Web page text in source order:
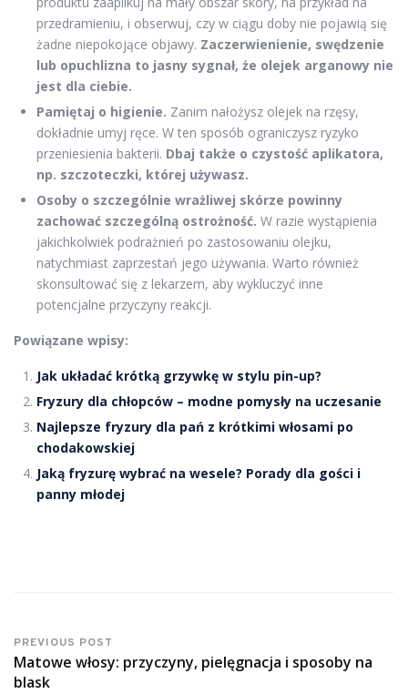
przedramieniu, i obserwuj, czy w ciągu doby nie pojawią się
żadne niepokojące objawy. Zaczerwienienie, swędzenie
lub opuchlizna to jasny sygnał, że olejek arganowy nie
jest dla ciebie.
Pamiętaj o higienie. Zanim nałożysz olejek na rzęsy,
dokładnie umyj ręce. W ten sposób ograniczysz ryzyko
przeniesienia bakterii. Dbaj także o czystość aplikatora,
np. szczoteczki, której używasz.
Osoby o szczególnie wrażliwej skórze powinny
zachować szczególną ostrożność. W razie wystąpienia
jakichkolwiek podrażnień po zastosowaniu olejku,
natychmiast zaprzestań jego używania. Warto również
skonsultować się z lekarzem, aby wykluczyć inne
potencjalne przyczyny reakcji.
Powiązane wpisy:
Jak układać krótką grzywkę w stylu pin-up?
Fryzury dla chłopców – modne pomysły na uczesanie
Najlepsze fryzury dla pań z krótkimi włosami po
chodakowskiej
Jaką fryzurę wybrać na wesele? Porady dla gości i
panny młodej
PREVIOUS POST
Matowe włosy: przyczyny, pielęgnacja i sposoby na
blask